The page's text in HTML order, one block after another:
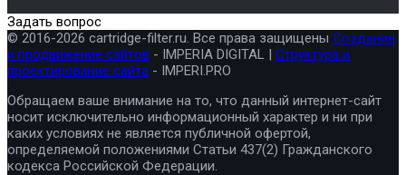
Задать вопрос
© 2016-2026 cartridge-filter.ru. Все права защищены Создание
и продвижение сайтов - IMPERIA DIGITAL | Структура и
проектирование сайта - IMPERI.PRO
Обращаем ваше внимание на то, что данный интернет-сайт
носит исключительно информационный характер и ни при
каких условиях не является публичной офертой,
определяемой положениями Статьи 437(2) Гражданского
кодекса Российской Федерации.